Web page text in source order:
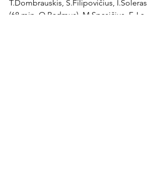
T.Dombrauskis, S.Filipovičius, I.Soleras
(68 min. O.Badmus), M.Spasičius, F. La